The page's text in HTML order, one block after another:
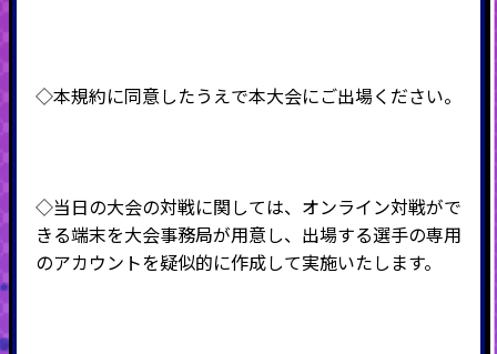
◇本規約に同意したうえで本大会にご出場ください。
◇当日の大会の対戦に関しては、オンライン対戦がで
きる端末を大会事務局が用意し、出場する選手の専用
のアカウントを疑似的に作成して実施いたします。